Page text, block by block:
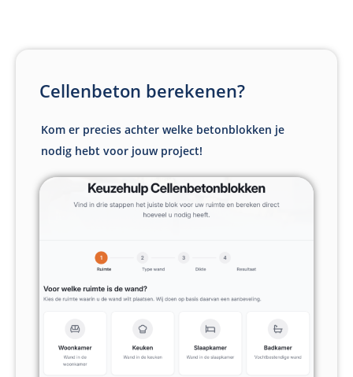
Cellenbeton berekenen?
Kom er precies achter welke betonblokken je
nodig hebt voor jouw project!